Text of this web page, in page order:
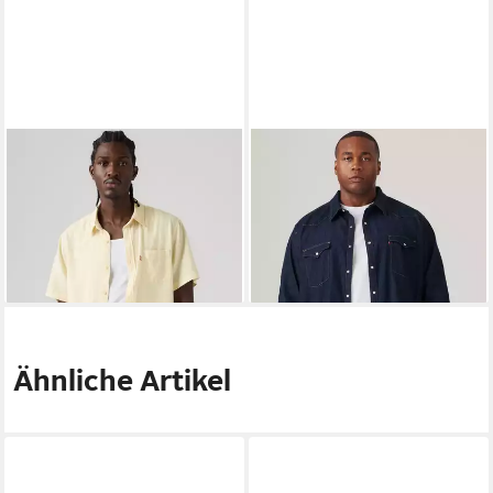
Jeanshemd
UVP54,95 €
LEVI'S® PLUSJeanshemd im
Westernstyle
ab 59,99 € UVP84,95 €
-29%
Ähnliche Artikel